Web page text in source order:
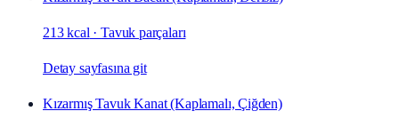
213 kcal ·Tavuk parçaları
Detay sayfasına git
Kızarmış Tavuk Kanat (Kaplamalı, Çiğden)